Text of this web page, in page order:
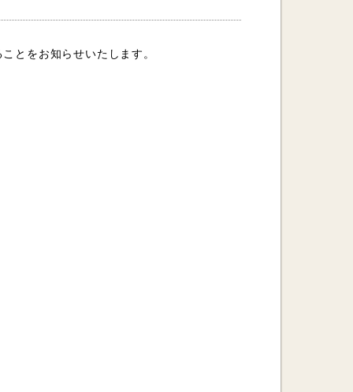
とをお知らせいたします。